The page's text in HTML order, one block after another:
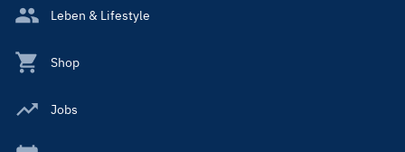
Leben & Lifestyle
Shop
Jobs